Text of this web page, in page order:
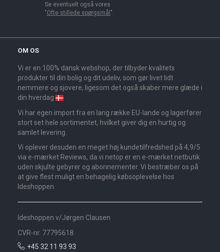
Se eventuelt også vores
"Ofte stillede spørgsmål ".
OM OS
Vi er en 100% dansk webshop, der tilbyder kvalitets
produkter til din bolig og dit udeliv, som gør livet lidt
nemmere og sjovere, ligesom det også skaber mere glæde i
din hverdag
Vi har egen import fra en lang række EU-lande og lagerfører
stort set hele sortimentet, hvilket giver dig en hurtig og
samlet levering.
Vi oplever desuden en meget høj kundetilfredshed på 4,9/5
via e-mærket Reviews, da vi netop er en e-mærket netbutik
uden skjulte gebyrer og abonnementer. Vi bestræber os på
at give flest muligt en behagelig købsoplevelse hos
Ideshoppen.
Ideshoppen v/Jørgen Clausen
CVR-nr. 77795618
+45 32 11 93 93